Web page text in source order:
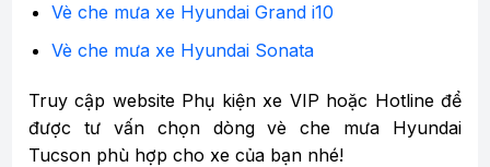
Vè che mưa xe Hyundai Grand i10
Vè che mưa xe Hyundai Sonata
Truy cập website Phụ kiện xe VIP hoặc Hotline để
được tư vấn chọn dòng vè che mưa Hyundai
Tucson phù hợp cho xe của bạn nhé!